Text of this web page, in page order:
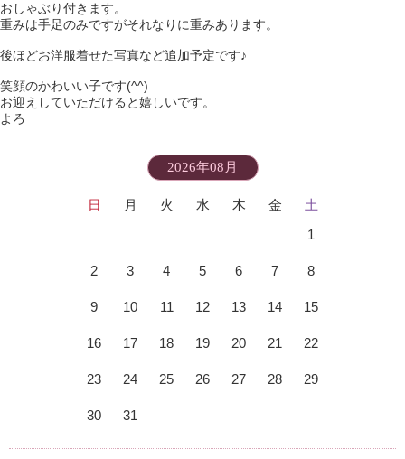
おしゃぶり付きます。
重みは手足のみですがそれなりに重みあります。
後ほどお洋服着せた写真など追加予定です♪
笑顔のかわいい子です(^^)
お迎えしていただけると嬉しいです。
よろ
2026年08月
日 月 火 水 木 金
土
1
2 3 4 5 6 7 8
9 10 11 12 13 14 15
16 17 18 19 20 21 22
23 24 25 26 27 28 29
30 31